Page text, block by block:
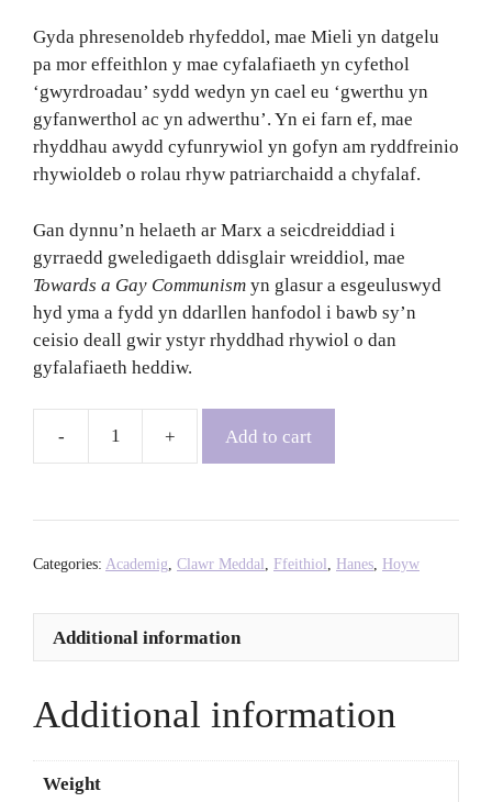
Gyda phresenoldeb rhyfeddol, mae Mieli yn datgelu
pa mor effeithlon y mae cyfalafiaeth yn cyfethol
‘gwyrdroadau’ sydd wedyn yn cael eu ‘gwerthu yn
gyfanwerthol ac yn adwerthu’. Yn ei farn ef, mae
rhyddhau awydd cyfunrywiol yn gofyn am ryddfreinio
rhywioldeb o rolau rhyw patriarchaidd a chyfalaf.
Gan dynnu’n helaeth ar Marx a seicdreiddiad i
gyrraedd gweledigaeth ddisglair wreiddiol, mae
Towards a Gay Communism yn glasur a esgeuluswyd
hyd yma a fydd yn ddarllen hanfodol i bawb sy’n
ceisio deall gwir ystyr rhyddhad rhywiol o dan
gyfalafiaeth heddiw.
Towards
-
Mieli
quantity
Add to cart
Categories: Academig, Clawr Meddal , Ffeithiol , Hanes, Hoyw
Additional information
Additional information
Weight